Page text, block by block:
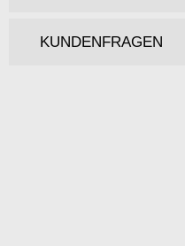
KUNDENFRAGEN